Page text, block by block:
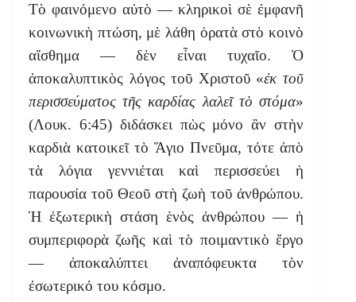
Τὸ φαινόμενο αὐτὸ — κληρικοὶ σὲ ἐμφανῆ
κοινωνικὴ πτώση, μὲ λάθη ὁρατὰ στὸ κοινὸ
αἴσθημα — δὲν εἶναι τυχαῖο. Ὁ
ἀποκαλυπτικὸς λόγος τοῦ Χριστοῦ «ἐκ τοῦ
περισσεύματος τῆς καρδίας λαλεῖ τὸ στόμα»
(Λουκ. 6:45) διδάσκει πὼς μόνο ἂν στὴν
καρδιὰ κατοικεῖ τὸ Ἅγιο Πνεῦμα, τότε ἀπὸ
τὰ λόγια γεννιέται καὶ περισσεύει ἡ
παρουσία τοῦ Θεοῦ στὴ ζωὴ τοῦ ἀνθρώπου.
Ἡ ἐξωτερικὴ στάση ἑνὸς ἀνθρώπου — ἡ
συμπεριφορὰ ζωῆς καὶ τὸ ποιμαντικὸ ἔργο
— ἀποκαλύπτει ἀναπόφευκτα τὸν
ἐσωτερικό του κόσμο.